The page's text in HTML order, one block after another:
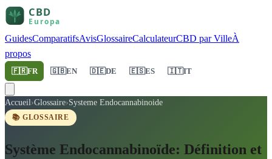
GuidesComparatifsAvisGlossaireCalculateurCBD par VilleÀ
propos
🇫🇷FR 🇬🇧EN 🇩🇪DE 🇪🇸ES 🇮🇹IT
Accueil›Glossaire›Systeme Endocannabinoide
📚 GLOSSAIRE
Système Endocannabinoïde: Définition et